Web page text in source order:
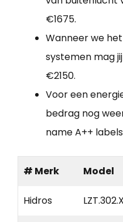
€1675.
Wanneer we
systemen mag
€2150.
Voor een
bedrag nog
name A++
# Merk Model
Hidros